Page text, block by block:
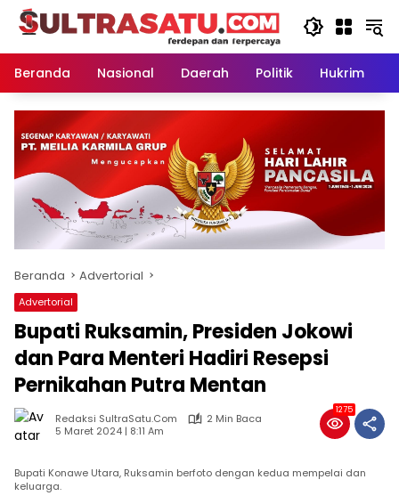
Langsung
Beranda
Nasional Daerah Politik Hukrim
Beranda Advertorial
Advertorial
Bupati Ruksamin, Presiden Jokowi
dan Para Menteri Hadiri Resepsi
Pernikahan Putra Mentan
Redaksi SultraSatu.Com
2 Min Baca
5 Maret 2024 | 8:11 Am
1275
Bupati Konawe Utara, Ruksamin berfoto dengan kedua mempelai dan
keluarga.